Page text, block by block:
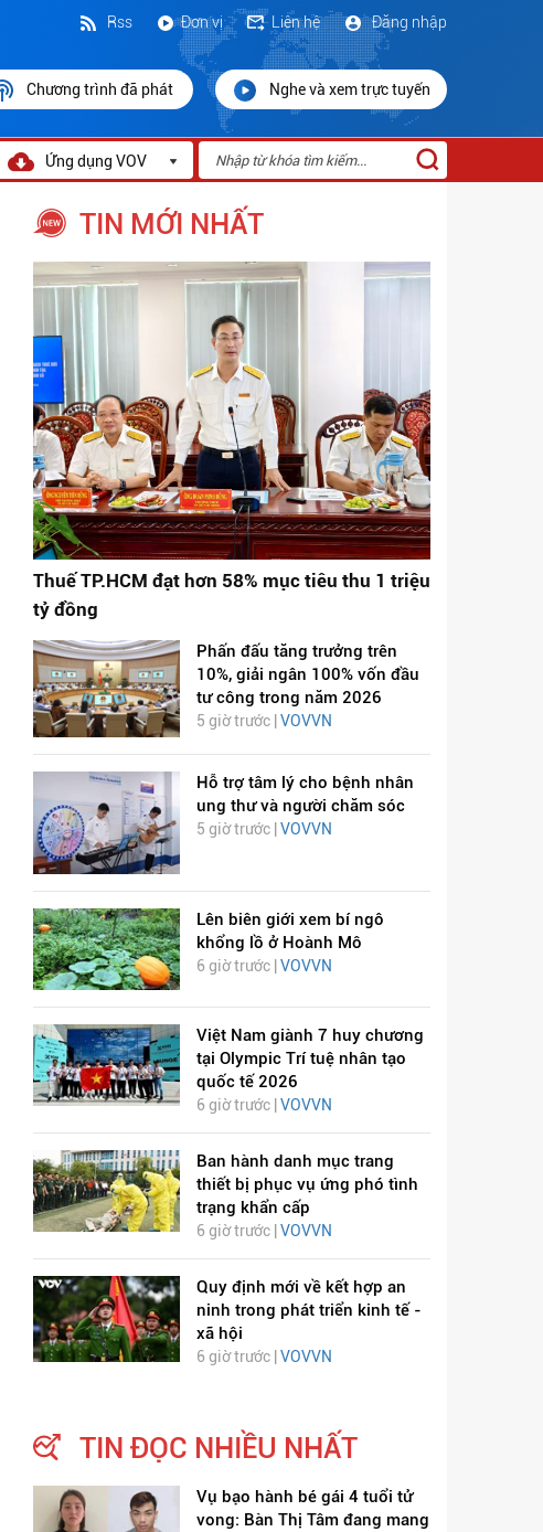
Đăng nhập
Liên hệ
Đơn vị
Rss
Chương trình đã phát Nghe và xem trực tuyến
Ứng dụng VOV
TIN MỚI NHẤT
Thuế TP.HCM đạt hơn 58% mục tiêu thu 1 triệu
tỷ đồng
Phấn đấu tăng trưởng trên
10%, giải ngân 100% vốn đầu
tư công trong năm 2026
5 giờ trước | VOVVN
Hỗ trợ tâm lý cho bệnh nhân
ung thư và người chăm sóc
5 giờ trước | VOVVN
Lên biên giới xem bí ngô
khổng lồ ở Hoành Mô
6 giờ trước | VOVVN
Việt Nam giành 7 huy chương
tại Olympic Trí tuệ nhân tạo
quốc tế 2026
6 giờ trước | VOVVN
Ban hành danh mục trang
thiết bị phục vụ ứng phó tình
trạng khẩn cấp
6 giờ trước | VOVVN
Quy định mới về kết hợp an
ninh trong phát triển kinh tế -
xã hội
6 giờ trước | VOVVN
TIN ĐỌC NHIỀU NHẤT
Vụ bạo hành bé gái 4 tuổi tử
vong: Bàn Thị Tâm đang mang